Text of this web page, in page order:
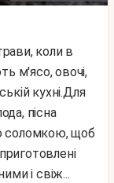
м'ясо, овочі,
кухні.Для
пісна
соломкою, щоб
і свіж...